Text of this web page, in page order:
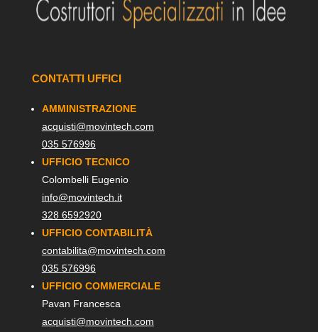
CONTATTI UFFICI
AMMINISTRAZIONE
acquisti@movintech.com
035 576996
UFFICIO TECNICO
Colombelli Eugenio
info@movintech.it
328 6592920
UFFICIO CONTABILITÀ
contabilita@movintech.com
035 576996
UFFICIO COMMERCIALE
Pavan Francesca
acquisti@movintech.com